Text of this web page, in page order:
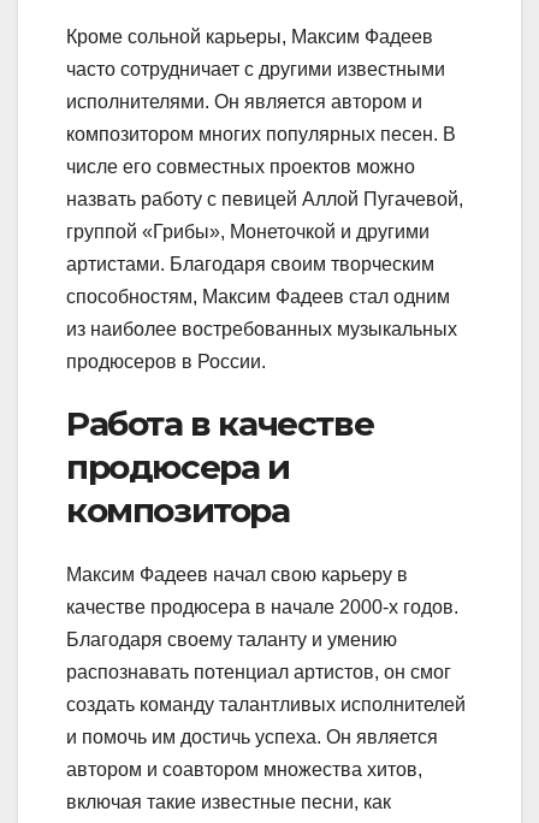
Кроме сольной карьеры, Максим Фадеев
часто сотрудничает с другими известными
исполнителями. Он является автором и
композитором многих популярных песен. В
числе его совместных проектов можно
назвать работу с певицей Аллой Пугачевой,
группой «Грибы», Монеточкой и другими
артистами. Благодаря своим творческим
способностям, Максим Фадеев стал одним
из наиболее востребованных музыкальных
продюсеров в России.
Работа в качестве
продюсера и
композитора
Максим Фадеев начал свою карьеру в
качестве продюсера в начале 2000-х годов.
Благодаря своему таланту и умению
распознавать потенциал артистов, он смог
создать команду талантливых исполнителей
и помочь им достичь успеха. Он является
автором и соавтором множества хитов,
включая такие известные песни, как